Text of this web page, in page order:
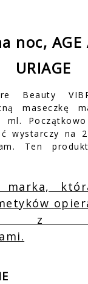
noc, AGE
URIAGE
Beauty
maseczkę
ml.
wystarczy na
Ten
marka,
z